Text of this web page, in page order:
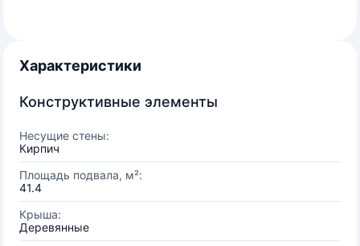
Характеристики
Конструктивные элементы
Несущие стены:
Кирпич
Площадь подвала, м²:
41.4
Крыша:
Деревянные